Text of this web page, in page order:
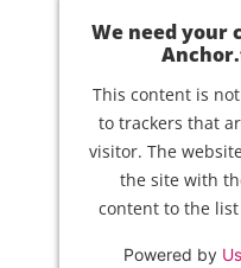
We need your
This content is
to trackers that
visitor. The
the site with
content to the
Powered by